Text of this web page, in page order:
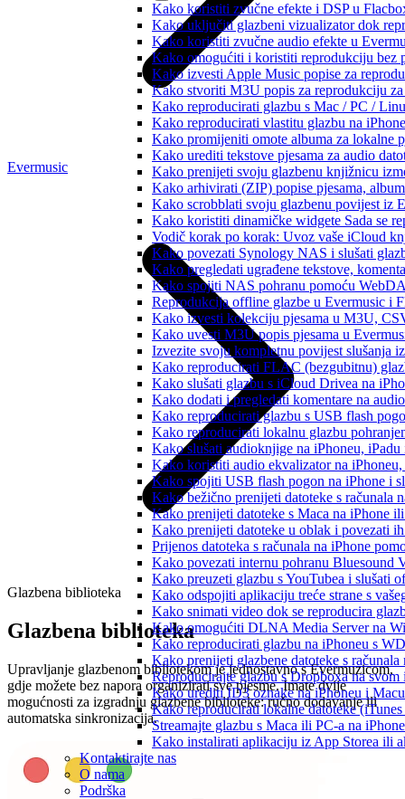
Kako koristiti zvučne efekte i DSP u
Kako uključiti glazbeni vizualizator dok
Kako koristiti zvučne audio efekte u
Kako omogućiti i koristiti reprodukciju bez
Kako izvesti Apple Music popise za
Kako stvoriti M3U popis za reprodukciju
Kako reproducirati glazbu s Mac / PC /
Kako reproducirati vlastitu glazbu na
Kako promijeniti omote albuma za lokalne
Kako urediti tekstove pjesama za audio
Kako prenijeti svoju glazbenu knjižnicu
Kako arhivirati (ZIP) popise pjesama,
Kako scrobblati svoju glazbenu povijest iz
Kako koristiti dinamičke widgete Sada se
Vodič korak po korak: Uvoz vaše iCloud
Kako povezati Synology NAS i slušati
Kako pregledati ugrađene tekstove,
Kako spojiti NAS pohranu pomoću
Reprodukcija offline glazbe u Evermusic i
Kako izvesti kolekciju pjesama u M3U,
Kako uvesti M3U popis pjesama u
Izvezite svoju kompletnu povijest slušanja
Kako reproducirati FLAC (bezgubitnu)
Kako slušati glazbu s iCloud Drivea na
Kako dodati i pregledati komentare na
Kako reproducirati glazbu s USB flash
Kako reproducirati lokalnu glazbu
Kako slušati audioknjige na iPhoneu,
Kako koristiti audio ekvalizator na
Kako spojiti USB flash pogon na iPhone i
Kako bežično prenijeti datoteke s računala
Kako prenijeti datoteke s Maca na iPhone
Kako prenijeti datoteke u oblak i povezati
Prijenos datoteka s računala na iPhone
Kako povezati internu pohranu Bluesound
Kako preuzeti glazbu s YouTubea i slušati
Kako odspojiti aplikaciju treće strane s
Kako snimati video dok se reproducira
Kako omogućiti DLNA Media Server na
Kako reproducirati glazbu na iPhoneu s
Kako prenijeti glazbene datoteke s
Reproducirajte glazbu s Dropboxa na
Kako urediti ID3 oznake na iPhoneu i Macu
Kako reproducirati lokalne datoteke
Streamajte glazbu s Maca ili PC-a na
Kako instalirati aplikaciju iz App Storea ili
Kontaktirajte nas
O nama
Podrška
Evermusic
Glazbena biblioteka
Glazbena biblioteka
Upravljanje glazbenom bibliotekom je jednostavno s Evermuzicom,
gdje možete bez napora organizirati sve pjesme. Imate dvije
mogućnosti za izgradnju glazbene biblioteke: ručno dodavanje ili
automatska sinkronizacija.